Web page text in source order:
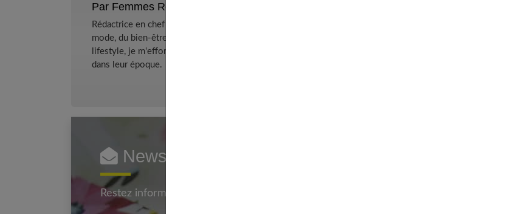
Par Femmes References
Rédactrice en chef et chercheuse de tendances pour Femmes Références, j'explore avec passion les univers
mode, du bien-être et de la psychologie relationnelle. Forte de plusieurs années d'expérience dans le
lifestyle, je m'efforce de décrypter le quotidien pour offrir aux femmes des conseils fiables, inspirants et
dans leur époque.
Newsletter femmes références
Restez informé en vous inscrivant à notre newsletter